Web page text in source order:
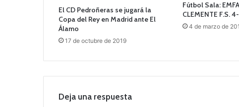
El CD Pedroñeras se jugará la
Copa del Rey en Madrid ante El
Álamo
17 de octubre de 2019
Fútbol Sala:
CLEMENTE F.S.
4 de marzo de
Deja una respuesta